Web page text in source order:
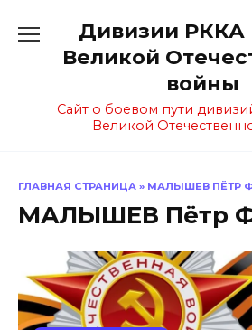
содержанию
Дивизии РККА
Великой
войны
Сайт о боевом пути
Великой
ГЛАВНАЯ СТРАНИЦА » МАЛЫШЕВ ПЁТР
МАЛЫШЕВ Пётр